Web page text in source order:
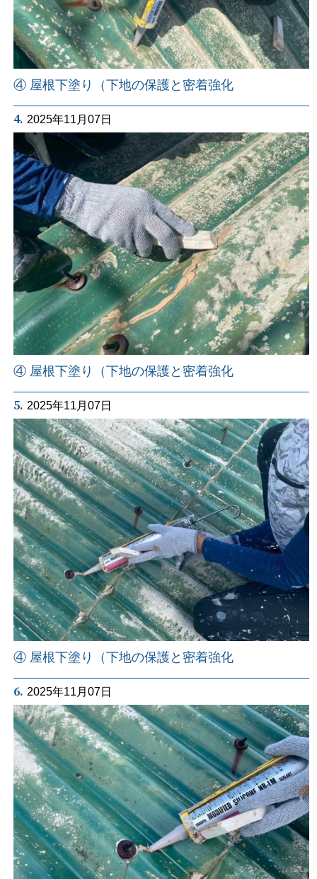
④ 屋根下塗り（下地の保護と密着強化
4. 2025年11月07日
④ 屋根下塗り（下地の保護と密着強化
5. 2025年11月07日
④ 屋根下塗り（下地の保護と密着強化
6. 2025年11月07日